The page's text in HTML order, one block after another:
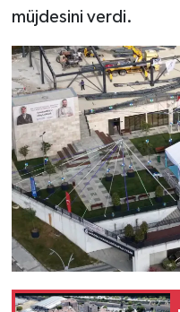
müjdesini verdi.